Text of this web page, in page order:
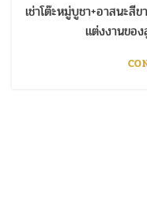
เช่าโต๊ะหมู่บูชา+อาสนะสี
แต่งงานของ